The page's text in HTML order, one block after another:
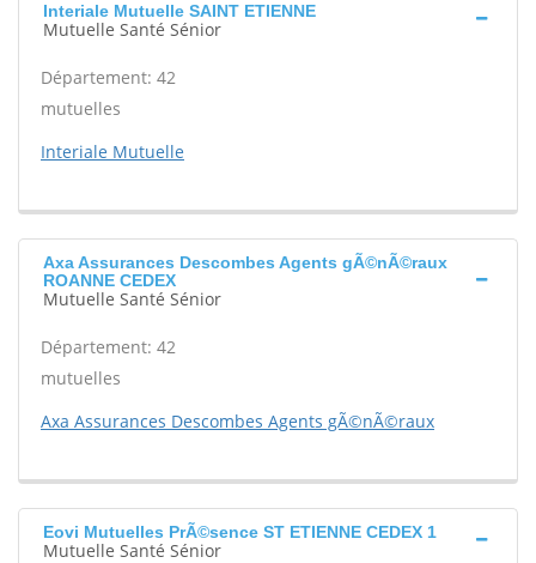
Interiale Mutuelle SAINT ETIENNE
Mutuelle Santé Sénior
Département: 42
mutuelles
Interiale Mutuelle
Axa Assurances Descombes Agents gÃ©nÃ©raux
ROANNE CEDEX
Mutuelle Santé Sénior
Département: 42
mutuelles
Axa Assurances Descombes Agents gÃ©nÃ©raux
Eovi Mutuelles PrÃ©sence ST ETIENNE CEDEX 1
Mutuelle Santé Sénior